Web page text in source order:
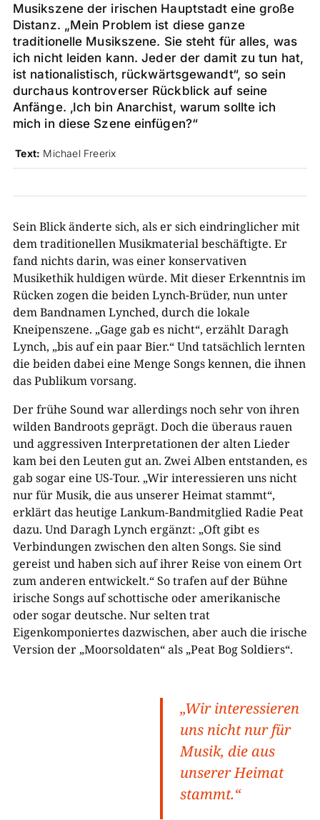
Musikszene der irischen Hauptstadt eine große
Distanz. „Mein Problem ist diese ganze
traditionelle Musikszene. Sie steht für alles, was
ich nicht leiden kann. Jeder der damit zu tun hat,
ist nationalistisch, rückwärtsgewandt“, so sein
durchaus kontroverser Rückblick auf seine
Anfänge. ‚Ich bin Anarchist, warum sollte ich
mich in diese Szene einfügen?“
Text: Michael Freerix
Sein Blick änderte sich, als er sich eindringlicher mit
dem traditionellen Musikmaterial beschäftigte. Er
fand nichts darin, was einer konservativen
Musikethik huldigen würde. Mit dieser Erkenntnis im
Rücken zogen die beiden Lynch-Brüder, nun unter
dem Bandnamen Lynched, durch die lokale
Kneipenszene. „Gage gab es nicht“, erzählt Daragh
Lynch, „bis auf ein paar Bier.“ Und tatsächlich lernten
die beiden dabei eine Menge Songs kennen, die ihnen
das Publikum vorsang.
Der frühe Sound war allerdings noch sehr von ihren
wilden Bandroots geprägt. Doch die überaus rauen
und aggressiven Interpretationen der alten Lieder
kam bei den Leuten gut an. Zwei Alben entstanden, es
gab sogar eine US-Tour. „Wir interessieren uns nicht
nur für Musik, die aus unserer Heimat stammt“,
erklärt das heutige Lankum-Bandmitglied Radie Peat
dazu. Und Daragh Lynch ergänzt: „Oft gibt es
Verbindungen zwischen den alten Songs. Sie sind
gereist und haben sich auf ihrer Reise von einem Ort
zum anderen entwickelt.“ So trafen auf der Bühne
irische Songs auf schottische oder amerikanische
oder sogar deutsche. Nur selten trat
Eigenkomponiertes dazwischen, aber auch die irische
Version der „Moorsoldaten“ als „Peat Bog Soldiers“.
„Wir interessieren
uns nicht nur für
Musik, die aus
unserer Heimat
stammt.“